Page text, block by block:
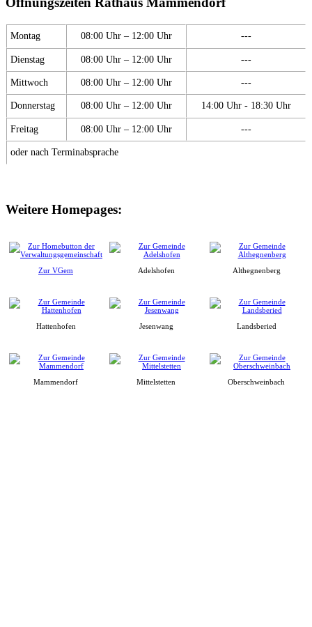
Montag 08:00 Uhr – 12:00 Uhr ---
Dienstag 08:00 Uhr – 12:00 Uhr ---
Mittwoch 08:00 Uhr – 12:00 Uhr ---
Donnerstag 08:00 Uhr – 12:00 Uhr 14:00 Uhr - 18:30 Uhr
Freitag 08:00 Uhr – 12:00 Uhr ---
oder nach Terminabsprache
Weitere Homepages:
Zur VGem Adelshofen Althegnenberg
Hattenhofen Jesenwang Landsberied
Mammendorf Mittelstetten Oberschweinbach